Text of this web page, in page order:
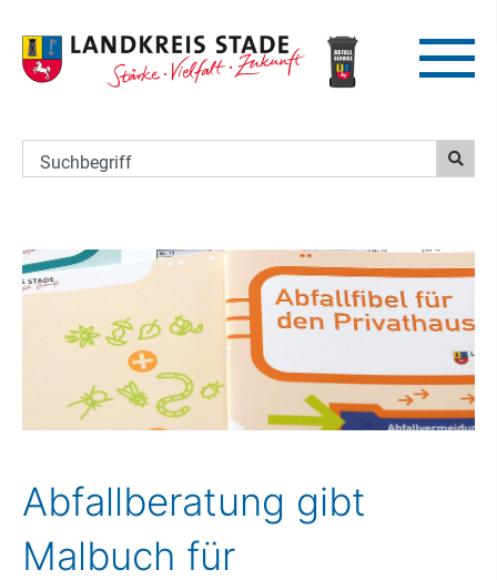
Suchbegriff
Abfallberatung gibt
Malbuch für